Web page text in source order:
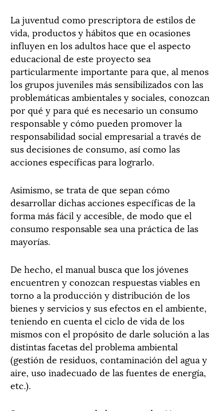
La juventud como prescriptora de estilos de
vida, productos y hábitos que en ocasiones
influyen en los adultos hace que el aspecto
educacional de este proyecto sea
particularmente importante para que, al menos
los grupos juveniles más sensibilizados con las
problemáticas ambientales y sociales, conozcan
por qué y para qué es necesario un consumo
responsable y cómo pueden promover la
responsabilidad social empresarial a través de
sus decisiones de consumo, así como las
acciones específicas para lograrlo.
Asimismo, se trata de que sepan cómo
desarrollar dichas acciones específicas de la
forma más fácil y accesible, de modo que el
consumo responsable sea una práctica de las
mayorías.
De hecho, el manual busca que los jóvenes
encuentren y conozcan respuestas viables en
torno a la producción y distribución de los
bienes y servicios y sus efectos en el ambiente,
teniendo en cuenta el ciclo de vida de los
mismos con el propósito de darle solución a las
distintas facetas del problema ambiental
(gestión de residuos, contaminación del agua y
aire, uso inadecuado de las fuentes de energía,
etc.).